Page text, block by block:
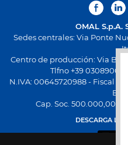
OMAL S.p.A.
Sedes centrales: Via Ponte
Centro de producción: Via
Tlfno +39
N.IVA: 00645720988 - Fiscal
BS-
Cap. Soc. 500.000,00 €
DESCARGA LA